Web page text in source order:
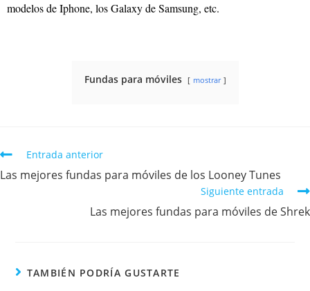
modelos de Iphone, los Galaxy de Samsung, etc.
Fundas para móviles mostrar
Entrada anterior
Las mejores fundas para móviles de los Looney Tunes
Siguiente entrada
Las mejores fundas para móviles de Shrek
TAMBIÉN PODRÍA GUSTARTE